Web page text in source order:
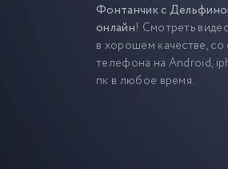
Фонтанчик с
онлайн! Смотреть
в хорошем качестве, со
телефона на Android,
пк в любое время.